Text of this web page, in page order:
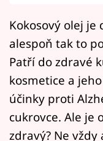
Mámy sobě
Přihlášení
Sledujte nás
Kokosový olej je
alespoň tak to
Patří do zdravé
kosmetice a
účinky proti
cukrovce. Ale je
zdravý? Ne vždy